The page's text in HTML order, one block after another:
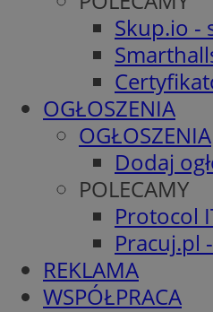
Skup.io -
OGŁOSZENIA
OGŁOSZENIA
Dodaj
POLECAMY
Protocol
Pracuj.pl
REKLAMA
WSPÓŁPRACA